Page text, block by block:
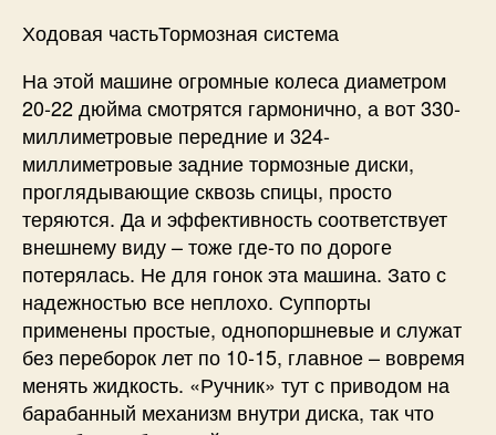
Ходовая частьТормозная система
На этой машине огромные колеса диаметром
20-22 дюйма смотрятся гармонично, а вот 330-
миллиметровые передние и 324-
миллиметровые задние тормозные диски,
проглядывающие сквозь спицы, просто
теряются. Да и эффективность соответствует
внешнему виду – тоже где-то по дороге
потерялась. Не для гонок эта машина. Зато с
надежностью все неплохо. Суппорты
применены простые, однопоршневые и служат
без переборок лет по 10-15, главное – вовремя
менять жидкость. «Ручник» тут с приводом на
барабанный механизм внутри диска, так что